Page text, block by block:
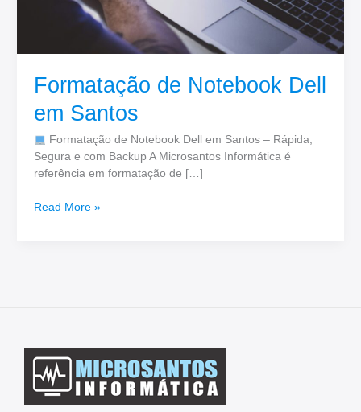
Formatação de Notebook Dell
em Santos
Formatação de Notebook Dell em Santos – Rápida,
Segura e com Backup A Microsantos Informática é
referência em formatação de […]
Read More »